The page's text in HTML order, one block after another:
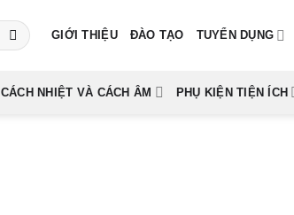
GIỚI THIỆU ĐÀO TẠO TUYỂN DỤNG
CÁCH NHIỆT VÀ CÁCH ÂM PHỤ KIỆN TIỆN ÍCH